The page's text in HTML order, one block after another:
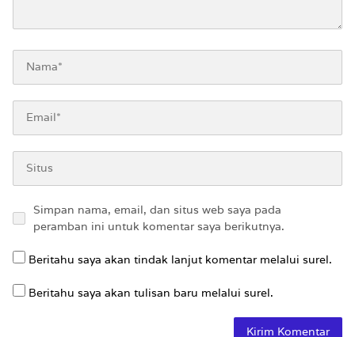
Simpan nama, email, dan situs web saya pada
peramban ini untuk komentar saya berikutnya.
Beritahu saya akan tindak lanjut komentar melalui surel.
Beritahu saya akan tulisan baru melalui surel.